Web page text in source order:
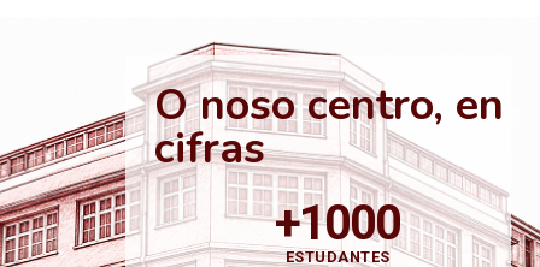
O noso centro, en
cifras
+1000
ESTUDANTES